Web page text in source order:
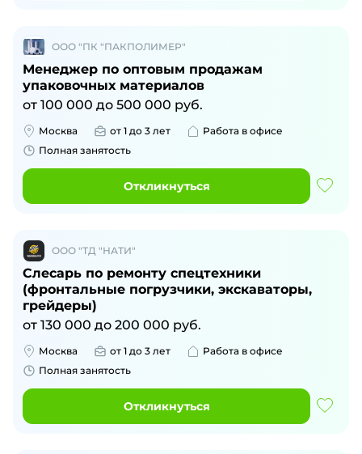
ООО "ПК "ПАКПОЛИМЕР"
Менеджер по оптовым продажам
упаковочных материалов
от 100 000 до 500 000 руб.
Москва от 1 до 3 лет
Работа в офисе
Полная занятость
Откликнуться
ООО "ТД "НАТИ"
Слесарь по ремонту спецтехники
(фронтальные погрузчики, экскаваторы,
грейдеры)
от 130 000 до 200 000 руб.
Москва от 1 до 3 лет
Работа в офисе
Полная занятость
Откликнуться